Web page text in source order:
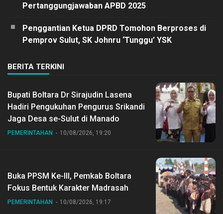
Pertanggungjawaban APBD 2025
Penggantian Ketua DPRD Tomohon Berproses di
Pemprov Sulut, SK Johnru ‘Tunggu’ YSK
BERITA TERKINI
Bupati Boltara Dr Sirajudin Lasena
Hadiri Pengukuhan Pengurus Srikandi
Jaga Desa se-Sulut di Manado
PEMERINTAHAN 10/08/2026, 19:20
Buka PPSM Ke-III, Pemkab Boltara
Fokus Bentuk Karakter Madrasah
PEMERINTAHAN 10/08/2026, 19:17